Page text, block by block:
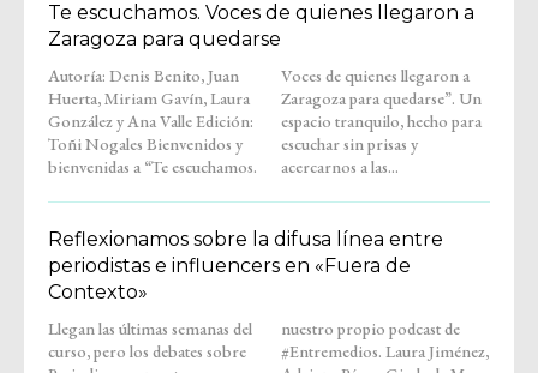
Te escuchamos. Voces de quienes llegaron a
Zaragoza para quedarse
Autoría: Denis Benito, Juan
Huerta, Miriam Gavín, Laura
González y Ana Valle Edición:
Toñi Nogales Bienvenidos y
bienvenidas a “Te escuchamos.
Voces de quienes llegaron a
Zaragoza para quedarse”. Un
espacio tranquilo, hecho para
escuchar sin prisas y
acercarnos a las...
Reflexionamos sobre la difusa línea entre
periodistas e influencers en «Fuera de
Contexto»
Llegan las últimas semanas del
curso, pero los debates sobre
nuestro propio podcast de
#Entremedios. Laura Jiménez,